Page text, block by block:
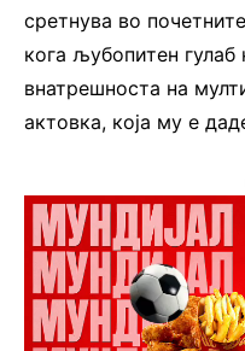
сретнува во
кога љубопитен гулаб
внатрешноста на
актовка, која му е